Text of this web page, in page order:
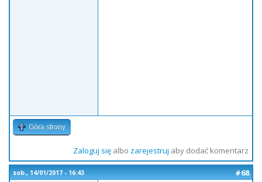
Góra strony
Zaloguj sięalbo zarejestruj aby dodać komentarz
sob., 14/01/2017 - 16:43
#68